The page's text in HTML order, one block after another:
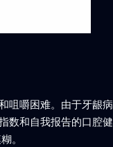
咀嚼困难。由于牙龈病
数和自我报告的口腔健
。